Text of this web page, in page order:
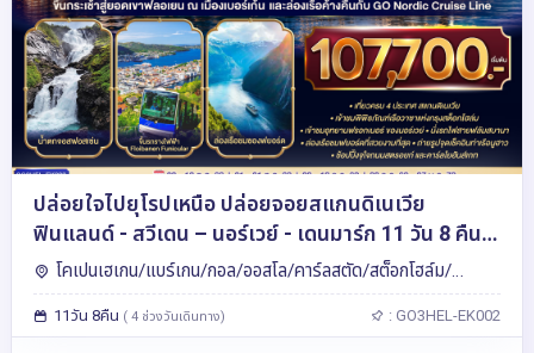
ปล่อยใจไปยุโรปเหนือ ปล่อยจอยสแกนดิเนเวีย
ฟินแลนด์ - สวีเดน – นอร์เวย์ - เดนมาร์ก 11 วัน 8 คืน
โดยสายการบิน Emirates (EK)
โคเปนเฮเกน/แบร์เกน/กอล/ออสโล/คาร์ลสตัด/สต็อกโฮล์ม/
เฮลซิงกิ/ฟลัม
11วัน 8คืน ( 4 ช่วงวันเดินทาง) : GO3HEL-EK002